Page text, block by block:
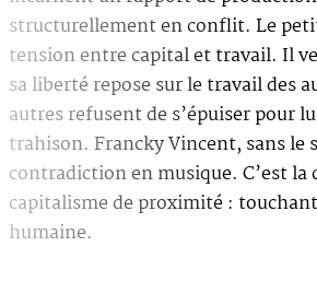
structurellement en conflit. Le
tension entre capital et travail. Il
sa liberté repose sur le travail des
autres refusent de s’épuiser pour
trahison. Francky Vincent, sans le
contradiction en musique. C’est
capitalisme de proximité :
humaine.